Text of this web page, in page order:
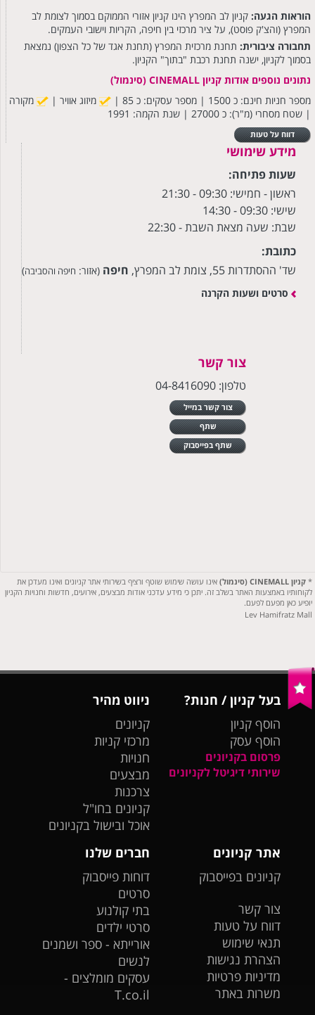
הוראות הגעה: קניון לב המפרץ הינו קניון אזורי הממוקם בסמוך לצומת לב
המפרץ (והצ'ק פוסט), על ציר מרכזי בין חיפה, הקריות וישובי העמקים.
תחבורה ציבורית: תחנת מרכזית המפרץ (תחנת אגד של כל הצפון) נמצאת
בסמוך לקניון, ישנה תחנת רכבת "בתוך" הקניון.
נתונים נוספים אודות קניון CINEMALL (סינמול)
מספר חניות חינם: כ 1500 | מספר עסקים: כ 85 |
מיזוג אוויר |
מקורה
| שטח מסחרי (מ"ר): כ 27000 | שנת הקמה: 1991
דווח על טעות
מידע שימושי
שעות פתיחה:
ראשון - חמישי: 09:30
- 21:30
שישי: 09:30 - 14:30
שבת: שעה מצאת השבת - 22:30
כתובת:
שד' ההסתדרות 55, צומת לב המפרץ,
חיפה (אזור: חיפה והסביבה)
סרטים ושעות הקרנה
צור קשר
טלפון: 04-8416090
צור קשר במייל
שתף
שתף בפייסבוק
*קניון CINEMALL (סינמול)
אינו עושה שימוש שוטף ורציף בשירותי אתר קניונים ואינו מעדכן את
לקוחותיו באמצעות האתר בשלב זה. יתכן כי מידע עדכני אודות מבצעים, אירועים, חדשות וחנויות הקניון
יופיע כאן מפעם לפעם.
Lev Hamifratz Mall
בעל קניון / חנות?
הוסף קניון
הוסף עסק
פרסום בקניונים
שירותי דיגיטל לקניונים
ניווט מהיר
קניונים
מרכזי קניות
חנויות
מבצעים
צרכנות
קניונים בחו"ל
אוכל ובישול בקניונים
אתר קניונים
קניונים בפייסבוק
צור קשר
דווח על טעות
תנאי שימוש
הצהרת נגישות
מדיניות פרטיות
משרות באתר
חברים שלנו
דוחות פייסבוק
סרטים
בתי קולנוע
סרטי ילדים
אורייתא - ספר ושמנים
לנשים
עסקים מומלצים -
T.co.il